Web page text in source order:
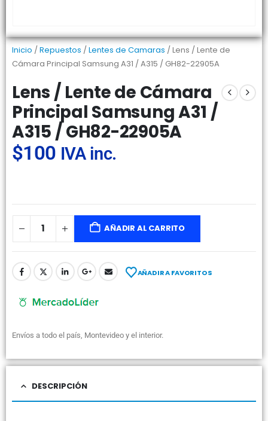
Inicio /Repuestos /Lentes de Camaras / Lens / Lente de
Cámara Principal Samsung A31 / A315 / GH82-22905A
Lens / Lente de Cámara
Principal Samsung A31 /
A315 / GH82-22905A
$100 IVA inc.
AÑADIR AL CARRITO
AÑADIR A FAVORITOS
Envíos a todo el país, Montevideo y el interior.
DESCRIPCIÓN